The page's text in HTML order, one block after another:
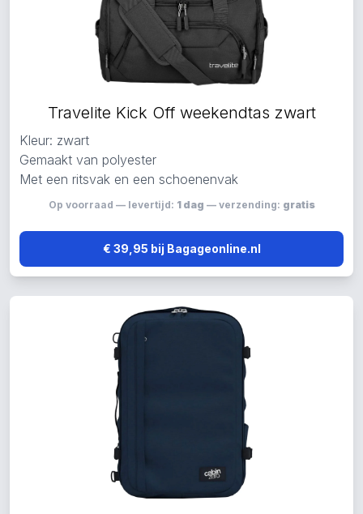
Travelite Kick Off weekendtas zwart
Kleur: zwart
Gemaakt van polyester
Met een ritsvak en een schoenenvak
Op voorraad — levertijd: 1 dag — verzending: gratis
€ 39,95 bij Bagageonline.nl